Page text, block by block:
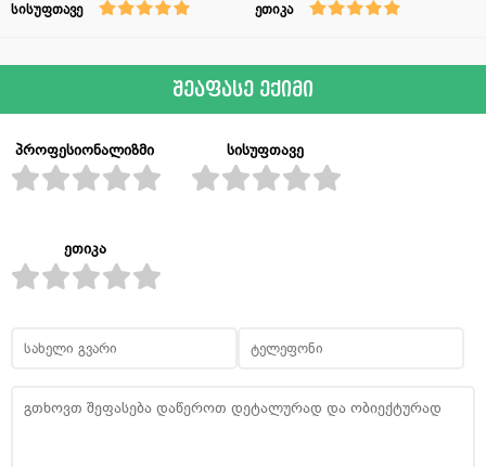
სისუფთავე ეთიკა
შეაფასე ექიმი
პროფესიონალიზმი სისუფთავე
ეთიკა